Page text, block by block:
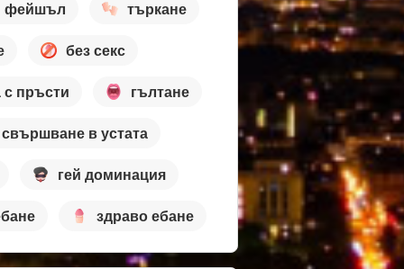
фейшъл търкане
без секс
с пръсти гълтане
свършване в устата
гей доминация
здраво ебане